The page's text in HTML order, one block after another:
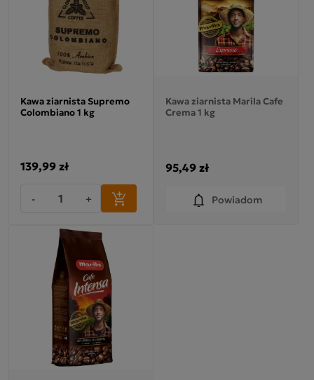
Kawa ziarnista Supremo
Colombiano 1 kg
139,99 zł
- +
Kawa ziarnista Marila Cafe
Crema 1 kg
95,49 zł
Powiadom